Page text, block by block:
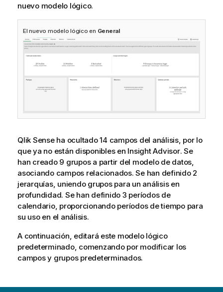
nuevo modelo lógico.
El nuevo modelo lógico en General
Qlik Senseha ocultado 14 campos del análisis, por lo
que ya no están disponibles en Insight Advisor. Se
han creado 9 grupos a partir del modelo de datos,
asociando campos relacionados. Se han definido 2
jerarquías, uniendo grupos para un análisis en
profundidad. Se han definido 3 períodos de
calendario, proporcionando períodos de tiempo para
su uso en el análisis.
A continuación, editará este modelo lógico
predeterminado, comenzando por modificar los
campos y grupos predeterminados.